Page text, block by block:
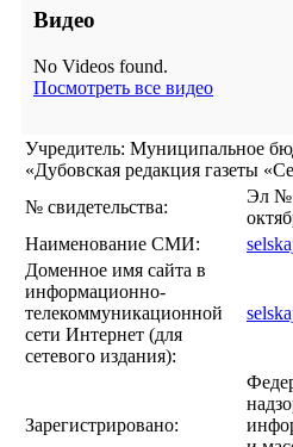
Видео
No Videos found.
Посмотреть все видео
Учредитель: Муниципальное
«Дубовская редакция газеты
№ свидетельства:
Эл №
Наименование СМИ:
Доменное имя сайта в
информационно-
телекоммуникационной
сети Интернет (для
сетевого издания):
Зарегистрировано: